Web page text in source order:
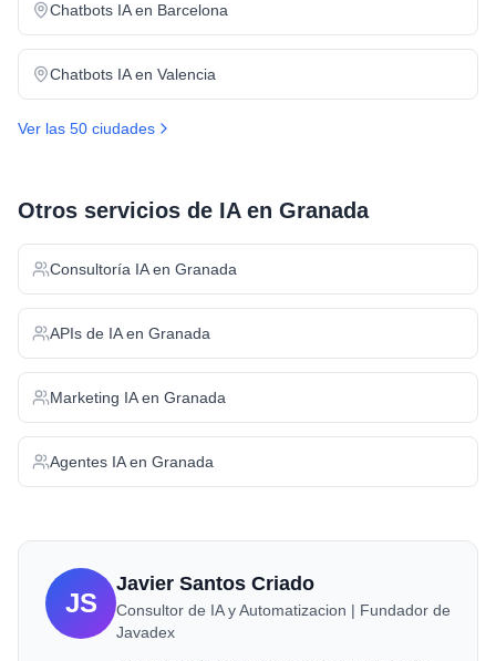
Chatbots IAen Barcelona
Chatbots IAen Valencia
Ver las 50 ciudades
Otros servicios de IA en Granada
Consultoría IAen Granada
APIs de IAen Granada
Marketing IAen Granada
Agentes IAen Granada
JS
Javier Santos Criado
Consultor de IA y Automatizacion | Fundador de
Javadex